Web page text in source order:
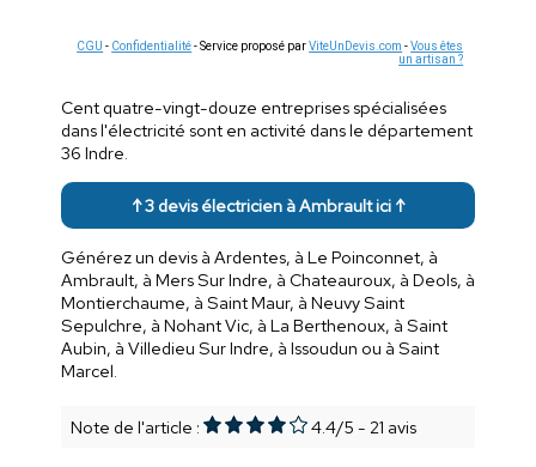
CGU - Confidentialité- Service proposé parViteUnDevis.com -Vous êtes
un artisan ?
Cent quatre-vingt-douze entreprises spécialisées
dans l'électricité sont en activité dans le département
36 Indre.
↑ 3 devis électricien à Ambrault ici ↑
Générez un devis à Ardentes, à Le Poinconnet, à
Ambrault, à Mers Sur Indre, à Chateauroux, à Deols, à
Montierchaume, à Saint Maur, à Neuvy Saint
Sepulchre, à Nohant Vic, à La Berthenoux, à Saint
Aubin, à Villedieu Sur Indre, à Issoudun ou à Saint
Marcel.
Note de l'article : 4.4/5 - 21 avis